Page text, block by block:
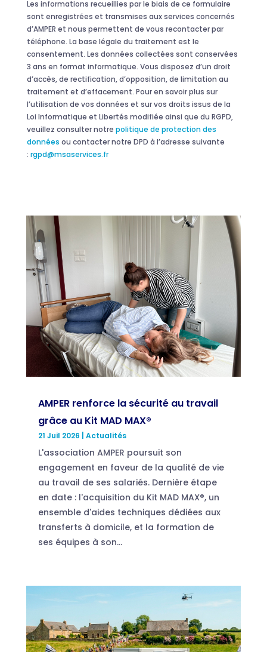
Les informations recueillies par le biais de ce formulaire
sont enregistrées et transmises aux services concernés
d’AMPER et nous permettent de vous recontacter par
téléphone. La base légale du traitement est le
consentement. Les données collectées sont conservées
3 ans en format informatique. Vous disposez d’un droit
d’accès, de rectification, d’opposition, de limitation au
traitement et d’effacement. Pour en savoir plus sur
l’utilisation de vos données et sur vos droits issus de la
Loi Informatique et Libertés modifiée ainsi que du RGPD,
veuillez consulter notre politique de protection des
données ou contacter notre DPD à l’adresse suivante
: rgpd@msaservices.fr
AMPER renforce la sécurité au travail
grâce au Kit MAD MAX®
21 Juil 2026 Actualités
L'association AMPER poursuit son
engagement en faveur de la qualité de vie
au travail de ses salariés. Dernière étape
en date : l'acquisition du Kit MAD MAX®, un
ensemble d'aides techniques dédiées aux
transferts à domicile, et la formation de
ses équipes à son...